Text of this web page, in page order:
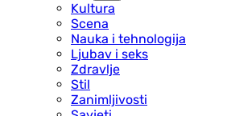
Kultura
Scena
Nauka i tehnologija
Ljubav i seks
Zdravlje
Stil
Zanimljivosti